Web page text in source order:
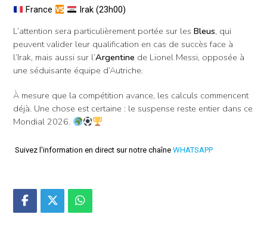
France Irak (23h00)
L’attention sera particulièrement portée sur les Bleus, qui
peuvent valider leur qualification en cas de succès face à
l’Irak, mais aussi sur l’Argentine de Lionel Messi, opposée à
une séduisante équipe d’Autriche.
À mesure que la compétition avance, les calculs commencent
déjà. Une chose est certaine : le suspense reste entier dans ce
Mondial 2026.
Suivez l'information en direct sur notre chaîne WHATSAPP